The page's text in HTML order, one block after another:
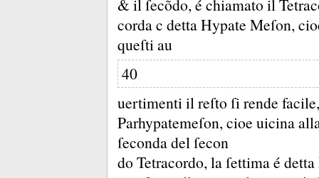
& il ſecõdo, é chiamato il
corda c detta Hypate Meſon,
queſti au
40
uertimenti il reſto ſi rende
Parhypatemeſon, cioe uicina
ſeconda del ſecon
do Tetracordo, la ſettima é